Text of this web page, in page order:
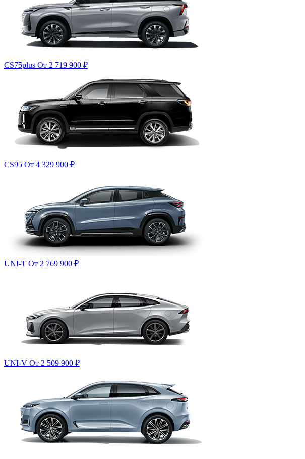
CS75plus От 2 719 900 ₽
CS95 От 4 329 900 ₽
UNI-T От 2 769 900 ₽
UNI-V От 2 509 900 ₽